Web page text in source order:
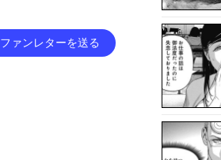
ファンレターを送る